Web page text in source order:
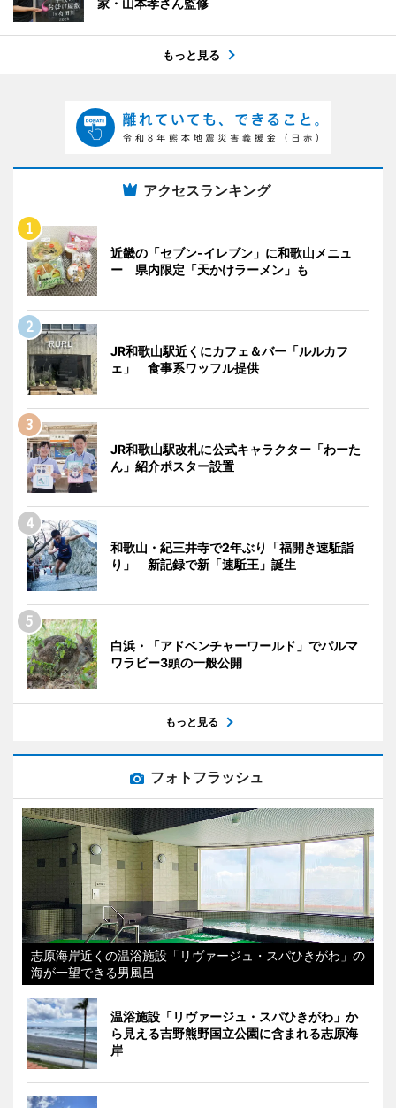
もっと見る
アクセスランキング
近畿の「セブン-イレブン」に和歌山メニュ
ー 県内限定「天かけラーメン」も
JR和歌山駅近くにカフェ＆バー「ルルカフ
ェ」 食事系ワッフル提供
JR和歌山駅改札に公式キャラクター「わーた
ん」紹介ポスター設置
和歌山・紀三井寺で2年ぶり「福開き速駈詣
り」 新記録で新「速駈王」誕生
白浜・「アドベンチャーワールド」でパルマ
ワラビー3頭の一般公開
もっと見る
フォトフラッシュ
志原海岸近くの温浴施設「リヴァージュ・スパひきがわ」の
海が一望できる男風呂
温浴施設「リヴァージュ・スパひきがわ」か
ら見える吉野熊野国立公園に含まれる志原海
岸